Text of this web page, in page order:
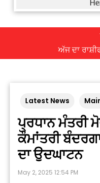
ਅੱਜ ਦਾ ਰਾਸ਼ੀਫਲ
Latest News
ਪ੍ਰਧਾਨ ਮੰਤਰੀ
ਕੌਮਾਂਤਰੀ
ਦਾ ਉਦਘਾਟਨ
May 2, 2025 12:54 PM